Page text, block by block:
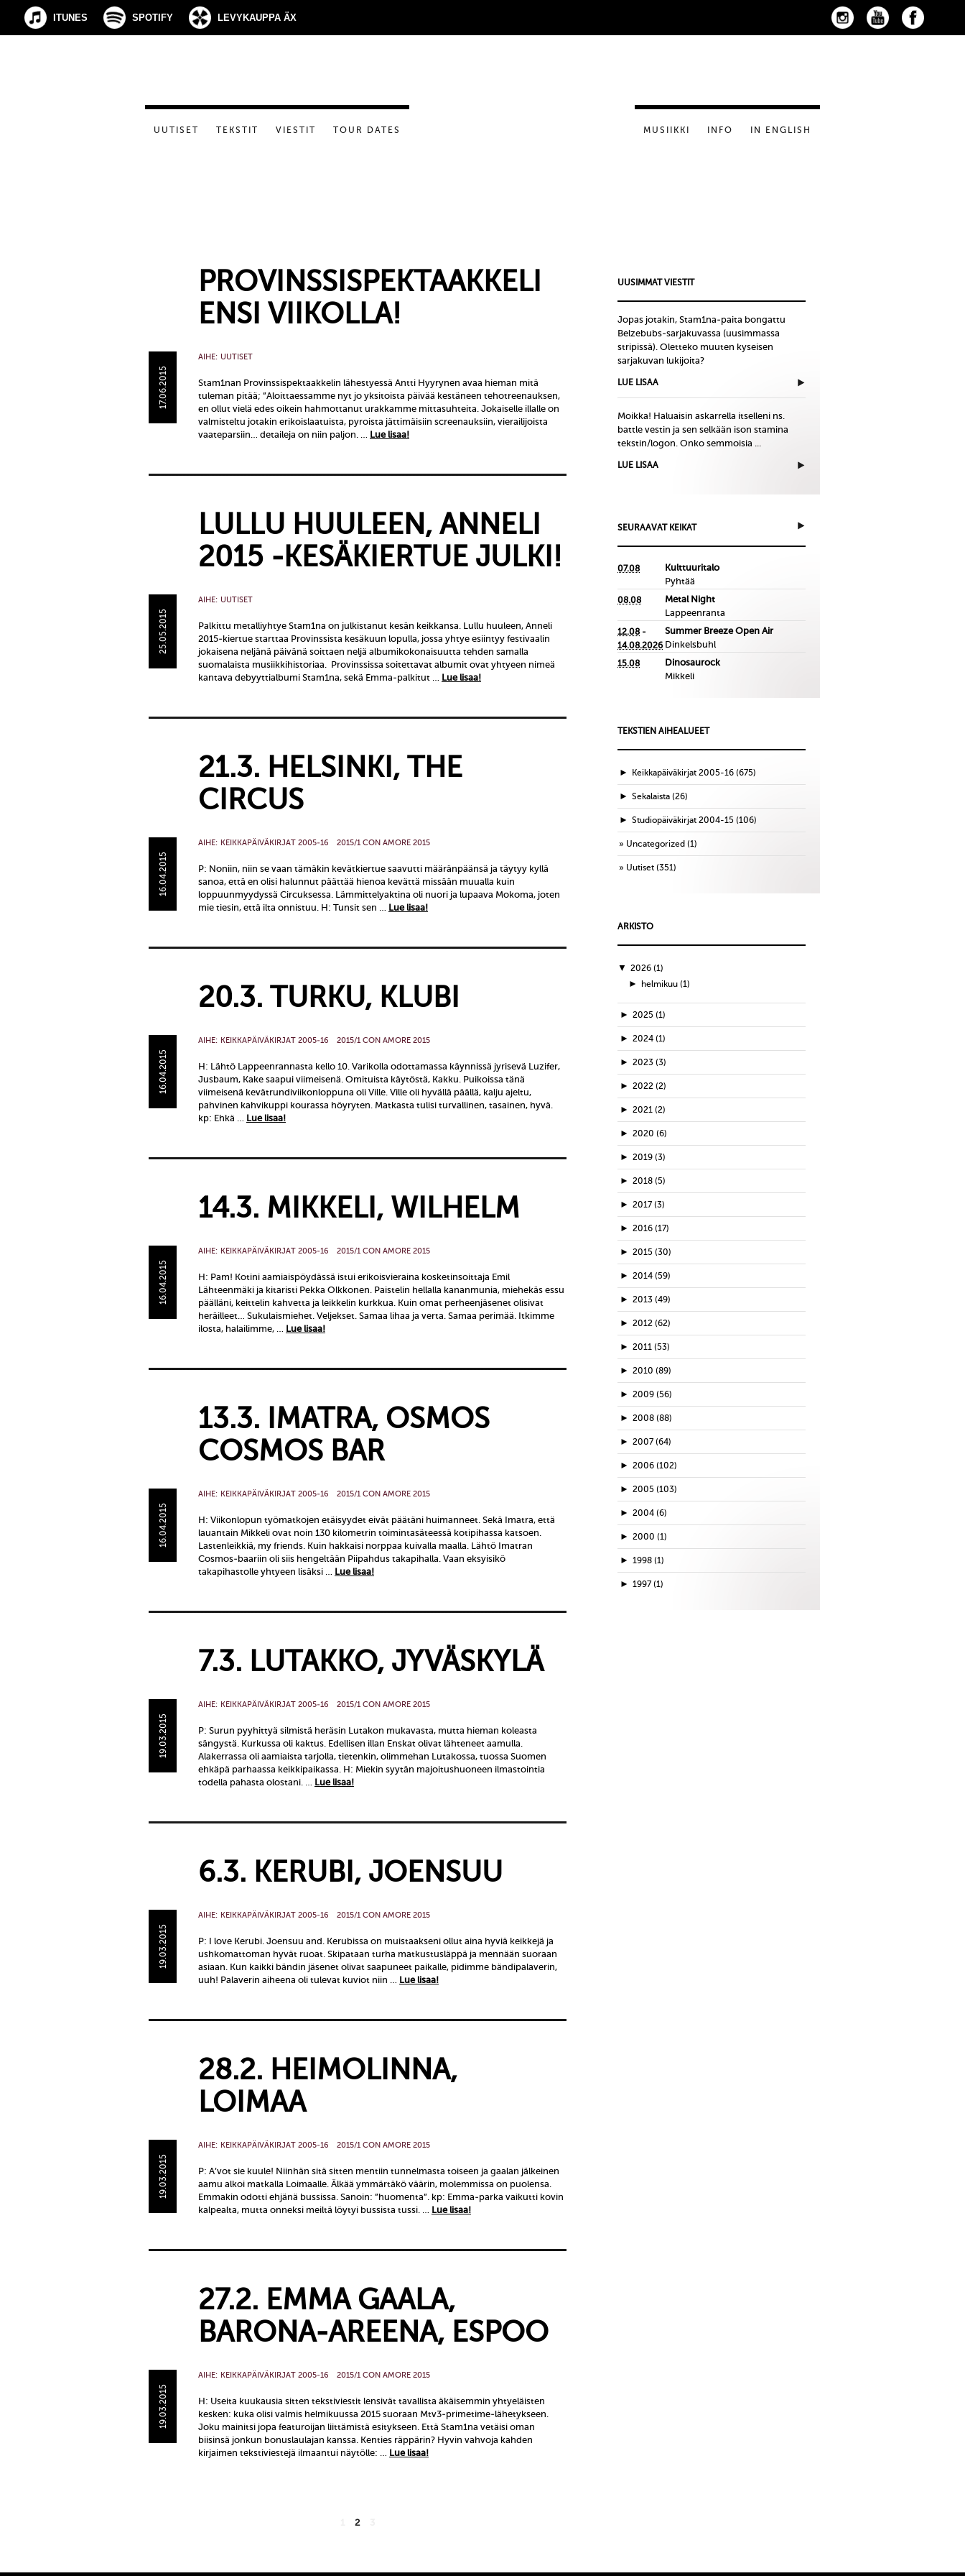
ITUNES SPOTIFY LEVYKAUPPA ÄX
UUTISET TEKSTIT VIESTIT TOUR DATES MUSIIKKI INFO IN ENGLISH
PROVINSSISPEKTAAKKELI
ENSI VIIKOLLA!
17.06.2015
AIHE: UUTISET
Stam1nan Provinssispektaakkelin lähestyessä Antti Hyyrynen avaa hieman mitä
tuleman pitää; ”Aloittaessamme nyt jo yksitoista päivää kestäneen tehotreenauksen,
en ollut vielä edes oikein hahmottanut urakkamme mittasuhteita. Jokaiselle illalle on
valmisteltu jotakin erikoislaatuista, pyroista jättimäisiin screenauksiin, vierailijoista
vaateparsiin… detaileja on niin paljon. … Lue lisaa!
LULLU HUULEEN, ANNELI
2015 -KESÄKIERTUE JULKI!
25.05.2015
AIHE: UUTISET
Palkittu metalliyhtye Stam1na on julkistanut kesän keikkansa. Lullu huuleen, Anneli
2015-kiertue starttaa Provinssista kesäkuun lopulla, jossa yhtye esiintyy festivaalin
jokaisena neljänä päivänä soittaen neljä albumikokonaisuutta tehden samalla
suomalaista musiikkihistoriaa. Provinssissa soitettavat albumit ovat yhtyeen nimeä
kantava debyyttialbumi Stam1na, sekä Emma-palkitut … Lue lisaa!
21.3. HELSINKI, THE
CIRCUS
16.04.2015
AIHE: KEIKKAPÄIVÄKIRJAT 2005-16 2015/1 CON AMORE 2015
P: Noniin, niin se vaan tämäkin kevätkiertue saavutti määränpäänsä ja täytyy kyllä
sanoa, että en olisi halunnut päättää hienoa kevättä missään muualla kuin
loppuunmyydyssä Circuksessa. Lämmittelyaktina oli nuori ja lupaava Mokoma, joten
mie tiesin, että ilta onnistuu. H: Tunsit sen … Lue lisaa!
20.3. TURKU, KLUBI
16.04.2015
AIHE: KEIKKAPÄIVÄKIRJAT 2005-16 2015/1 CON AMORE 2015
H: Lähtö Lappeenrannasta kello 10. Varikolla odottamassa käynnissä jyrisevä Luzifer,
Jusbaum, Kake saapui viimeisenä. Omituista käytöstä, Kakku. Puikoissa tänä
viimeisenä kevätrundiviikonloppuna oli Ville. Ville oli hyvällä päällä, kalju ajeltu,
pahvinen kahvikuppi kourassa höyryten. Matkasta tulisi turvallinen, tasainen, hyvä.
kp: Ehkä … Lue lisaa!
14.3. MIKKELI, WILHELM
16.04.2015
AIHE: KEIKKAPÄIVÄKIRJAT 2005-16 2015/1 CON AMORE 2015
H: Pam! Kotini aamiaispöydässä istui erikoisvieraina kosketinsoittaja Emil
Lähteenmäki ja kitaristi Pekka Olkkonen. Paistelin hellalla kananmunia, miehekäs essu
päälläni, keittelin kahvetta ja leikkelin kurkkua. Kuin omat perheenjäsenet olisivat
heräilleet… Sukulaismiehet. Veljekset. Samaa lihaa ja verta. Samaa perimää. Itkimme
ilosta, halailimme, … Lue lisaa!
13.3. IMATRA, OSMOS
COSMOS BAR
16.04.2015
AIHE: KEIKKAPÄIVÄKIRJAT 2005-16 2015/1 CON AMORE 2015
H: Viikonlopun työmatkojen etäisyydet eivät päätäni huimanneet. Sekä Imatra, että
lauantain Mikkeli ovat noin 130 kilometrin toimintasäteessä kotipihassa katsoen.
Lastenleikkiä, my friends. Kuin hakkaisi norppaa kuivalla maalla. Lähtö Imatran
Cosmos-baariin oli siis hengeltään Piipahdus takapihalla. Vaan eksyisikö
takapihastolle yhtyeen lisäksi … Lue lisaa!
7.3. LUTAKKO, JYVÄSKYLÄ
19.03.2015
AIHE: KEIKKAPÄIVÄKIRJAT 2005-16 2015/1 CON AMORE 2015
P: Surun pyyhittyä silmistä heräsin Lutakon mukavasta, mutta hieman koleasta
sängystä. Kurkussa oli kaktus. Edellisen illan Enskat olivat lähteneet aamulla.
Alakerrassa oli aamiaista tarjolla, tietenkin, olimmehan Lutakossa, tuossa Suomen
ehkäpä parhaassa keikkipaikassa. H: Miekin syytän majoitushuoneen ilmastointia
todella pahasta olostani. … Lue lisaa!
6.3. KERUBI, JOENSUU
19.03.2015
AIHE: KEIKKAPÄIVÄKIRJAT 2005-16 2015/1 CON AMORE 2015
P: I love Kerubi. Joensuu and. Kerubissa on muistaakseni ollut aina hyviä keikkejä ja
ushkomattoman hyvät ruoat. Skipataan turha matkustusläppä ja mennään suoraan
asiaan. Kun kaikki bändin jäsenet olivat saapuneet paikalle, pidimme bändipalaverin,
uuh! Palaverin aiheena oli tulevat kuviot niin … Lue lisaa!
28.2. HEIMOLINNA,
LOIMAA
19.03.2015
AIHE: KEIKKAPÄIVÄKIRJAT 2005-16 2015/1 CON AMORE 2015
P: A’vot sie kuule! Niinhän sitä sitten mentiin tunnelmasta toiseen ja gaalan jälkeinen
aamu alkoi matkalla Loimaalle. Älkää ymmärtäkö väärin, molemmissa on puolensa.
Emmakin odotti ehjänä bussissa. Sanoin: ”huomenta”. kp: Emma-parka vaikutti kovin
kalpealta, mutta onneksi meiltä löytyi bussista tussi. … Lue lisaa!
27.2. EMMA GAALA,
BARONA-AREENA, ESPOO
19.03.2015
AIHE: KEIKKAPÄIVÄKIRJAT 2005-16 2015/1 CON AMORE 2015
H: Useita kuukausia sitten tekstiviestit lensivät tavallista äkäisemmin yhtyeläisten
kesken: kuka olisi valmis helmikuussa 2015 suoraan Mtv3-primetime-lähetykseen.
Joku mainitsi jopa featuroijan liittämistä esitykseen. Että Stam1na vetäisi oman
biisinsä jonkun bonuslaulajan kanssa. Kenties räppärin? Hyvin vahvoja kahden
kirjaimen tekstiviestejä ilmaantui näytölle: … Lue lisaa!
2
UUSIMMAT VIESTIT
Jopas jotakin, Stam1na-paita bongattu
Belzebubs-sarjakuvassa (uusimmassa
stripissä). Oletteko muuten kyseisen
sarjakuvan lukijoita?
LUE LISAA
Moikka! Haluaisin askarrella itselleni ns.
battle vestin ja sen selkään ison stamina
tekstin/logon. Onko semmoisia ...
LUE LISAA
SEURAAVAT KEIKAT
07.08
Kulttuuritalo
Pyhtää
08.08
Metal Night
Lappeenranta
12.08 -
14.08.2026
Summer Breeze Open Air
Dinkelsbuhl
15.08
Dinosaurock
Mikkeli
TEKSTIEN AIHEALUEET
► Keikkapäiväkirjat 2005-16 (675)
► Sekalaista (26)
► Studiopäiväkirjat 2004-15 (106)
Uncategorized (1)
Uutiset (351)
ARKISTO
▼ 2026 (1)
► helmikuu (1)
► 2025 (1)
► 2024 (1)
► 2023 (3)
► 2022 (2)
► 2021 (2)
► 2020 (6)
► 2019 (3)
► 2018 (5)
► 2017 (3)
► 2016 (17)
► 2015 (30)
► 2014 (59)
► 2013 (49)
► 2012 (62)
► 2011 (53)
► 2010 (89)
► 2009 (56)
► 2008 (88)
► 2007 (64)
► 2006 (102)
► 2005 (103)
► 2004 (6)
► 2000 (1)
► 1998 (1)
► 1997 (1)